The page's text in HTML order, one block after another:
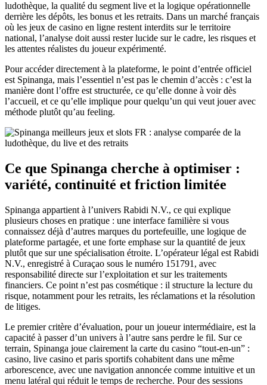
ludothèque, la qualité du segment live et la logique opérationnelle
derrière les dépôts, les bonus et les retraits. Dans un marché français
où les jeux de casino en ligne restent interdits sur le territoire
national, l’analyse doit aussi rester lucide sur le cadre, les risques et
les attentes réalistes du joueur expérimenté.
Pour accéder directement à la plateforme, le point d’entrée officiel
est Spinanga, mais l’essentiel n’est pas le chemin d’accès : c’est la
manière dont l’offre est structurée, ce qu’elle donne à voir dès
l’accueil, et ce qu’elle implique pour quelqu’un qui veut jouer avec
méthode plutôt qu’au feeling.
Ce que Spinanga cherche à optimiser :
variété, continuité et friction limitée
Spinanga appartient à l’univers Rabidi N.V., ce qui explique
plusieurs choses en pratique : une interface familière si vous
connaissez déjà d’autres marques du portefeuille, une logique de
plateforme partagée, et une forte emphase sur la quantité de jeux
plutôt que sur une spécialisation étroite. L’opérateur légal est Rabidi
N.V., enregistré à Curaçao sous le numéro 151791, avec
responsabilité directe sur l’exploitation et sur les traitements
financiers. Ce point n’est pas cosmétique : il structure la lecture du
risque, notamment pour les retraits, les réclamations et la résolution
de litiges.
Le premier critère d’évaluation, pour un joueur intermédiaire, est la
capacité à passer d’un univers à l’autre sans perdre le fil. Sur ce
terrain, Spinanga joue clairement la carte du casino “tout-en-un” :
casino, live casino et paris sportifs cohabitent dans une même
arborescence, avec une navigation annoncée comme intuitive et un
menu latéral qui réduit le temps de recherche. Pour des sessions